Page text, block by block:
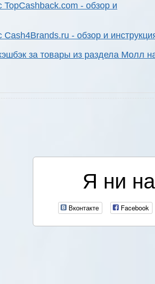
TopCashback.com - обзор и
Cash4Brands.ru - обзор и
за товары из раздела Молл
Я ни
Вконтакте Facebook